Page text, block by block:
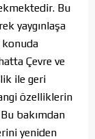
Bu
yaygınlaşa
Çevre ve
ile geri
özelliklerin
bakımdan
yeniden